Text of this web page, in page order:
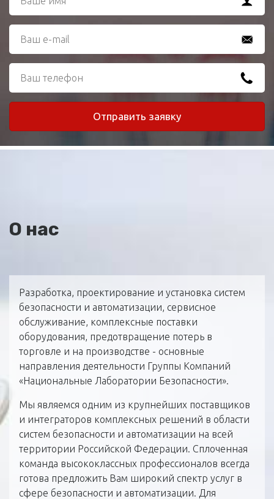
О нас
Разработка, проектирование и установка систем
безопасности и автоматизации, сервисное
обслуживание, комплексные поставки
оборудования, предотвращение потерь в
торговле и на производстве - основные
направления деятельности Группы Компаний
«Национальные Лаборатории Безопасности».
Мы являемся одним из крупнейших поставщиков
и интеграторов комплексных решений в области
систем безопасности и автоматизации на всей
территории Российской Федерации. Сплоченная
команда высококлассных профессионалов всегда
готова предложить Вам широкий спектр услуг в
сфере безопасности и автоматизации. Для